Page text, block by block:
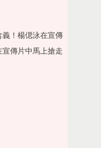
！楊偲泳在宣傳
傳片中馬上搶走